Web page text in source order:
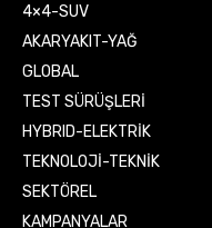
4×4-SUV
AKARYAKIT-YAĞ
GLOBAL
TEST SÜRÜŞLERİ
HYBRID-ELEKTRİK
TEKNOLOJİ-TEKNİK
SEKTÖREL
KAMPANYALAR